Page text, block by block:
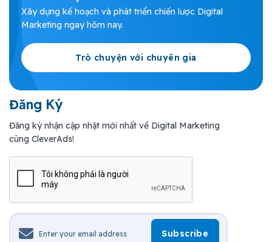
Xây dựng kế hoạch và phát triển chiến lược Digital
Marketing ngay hôm nay.
Trò chuyện với chuyên gia
Đăng Ký
Đăng ký nhận cập nhật mới nhất về Digital Marketing
cùng CleverAds!